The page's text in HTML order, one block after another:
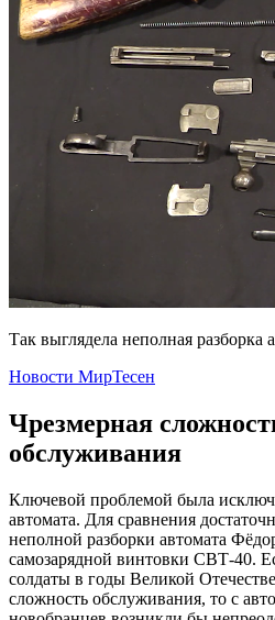
Так выглядела неполная разборка
Новости МирТесен
Чрезмерная
обслуживания
Ключевой проблемой была
автомата. Для сравнения
неполной разборки автомата
самозарядной винтовки СВТ-40.
солдаты в годы Великой
сложность обслуживания, то с